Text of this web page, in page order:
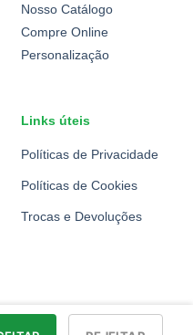
Nosso Catálogo
Compre Online
Personalização
Links úteis
Políticas de Privacidade
Políticas de Cookies
Trocas e Devoluções